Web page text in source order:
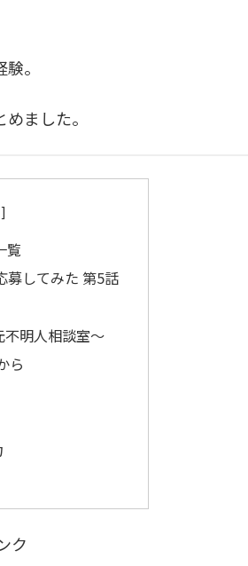
。
ました。
覧
募してみた 第5話
明人相談室〜
ら
ク